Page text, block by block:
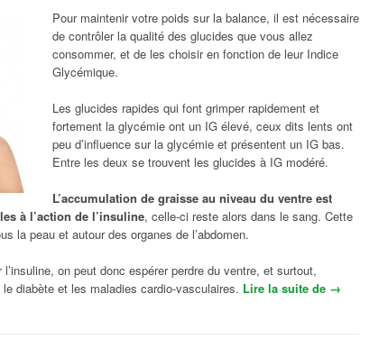
Pour maintenir votre poids sur la balance, il est nécessaire
de contrôler la qualité des glucides que vous allez
consommer, et de les choisir en fonction de leur Indice
Glycémique.
Les glucides rapides qui font grimper rapidement et
fortement la glycémie ont un IG élevé, ceux dits lents ont
peu d’influence sur la glycémie et présentent un IG bas.
Entre les deux se trouvent les glucides à IG modéré.
L’accumulation de graisse au niveau du ventre est
à l’action de l’insuline, celle-ci reste alors dans le sang. Cette
la peau et autour des organes de l’abdomen.
on peut donc espérer perdre du ventre, et surtout,
diabète et les maladies cardio-vasculaires. Lire la suite de «
→